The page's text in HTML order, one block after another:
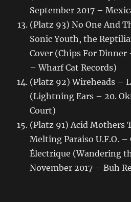
September 2017 –
(Platz 93) No One And
Sonic Youth, the
Cover (Chips For Dinner
– Wharf Cat Records)
(Platz 92) Wireheads –
(Lightning Ears – 20.
Court)
(Platz 91) Acid Mothers
Melting Paraiso U.F.O. –
Électrique (Wandering
November 2017 – Buh